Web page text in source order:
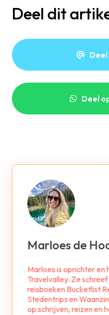
Deel dit
Deel
Marloes de
Marloes is oprichter
Travelvalley. Ze
reisboeken Bucketlist
Stedentrips en
op schrijven, reizen en